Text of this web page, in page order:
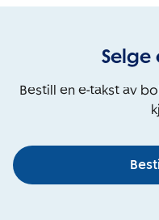
Selge
Bestill en e-takst av